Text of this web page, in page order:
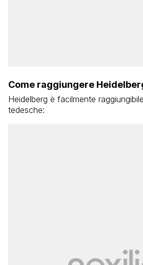
Come raggiungere
Heidelberg è facilmente
tedesche: